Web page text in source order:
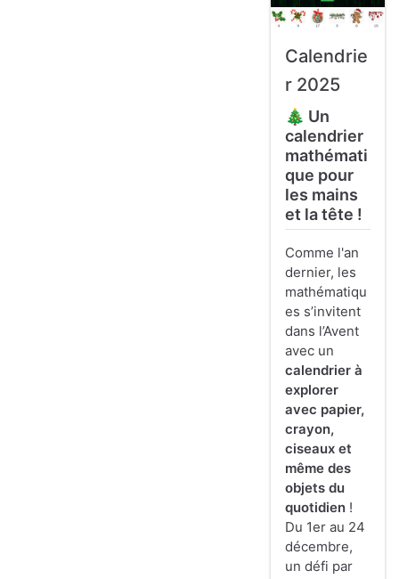
Calendrie
r 2025
🎄 Un
calendrier
mathémati
que pour
les mains
et la tête !
Comme l'an
dernier, les
mathématiqu
es s’invitent
dans l’Avent
avec un
calendrier à
explorer
avec papier,
crayon,
ciseaux et
même des
objets du
quotidien !
Du 1er au 24
décembre,
un défi par